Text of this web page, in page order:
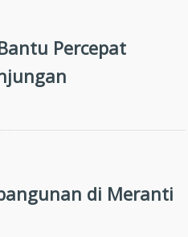
Percepat
di Meranti